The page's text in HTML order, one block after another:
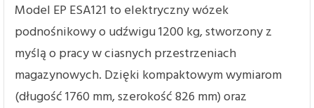
Model EP ESA121 to elektryczny wózek
podnośnikowy o udźwigu 1200 kg, stworzony z
myślą o pracy w ciasnych przestrzeniach
magazynowych. Dzięki kompaktowym wymiarom
(długość 1760 mm, szerokość 826 mm) oraz